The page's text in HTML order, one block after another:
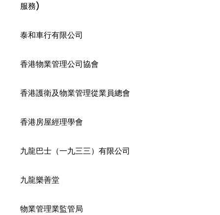
服務)
泰和車行有限公司
香港物業管理公司協會
香港護衛及物業管理從業員總會
香港房屋經理學會
九龍巴士（一九三三）有限公司
九龍樂善堂
物業管理業監管局